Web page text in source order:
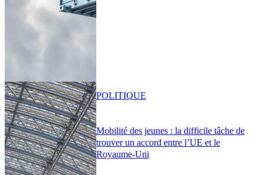
Mobilité des jeunes : la difficile tâche de
trouver un accord entre l’UE et le
Royaume-Uni
POLITIQUE